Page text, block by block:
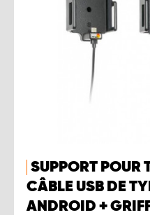
SUPPORT POUR
CÂBLE USB DE
ANDROID +